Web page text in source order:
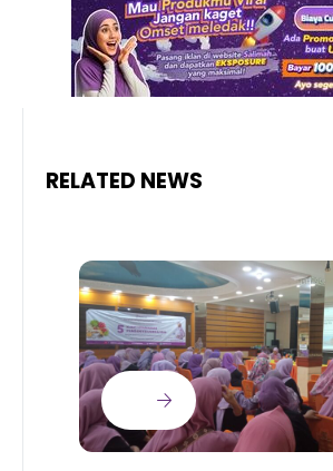
RELATED NEWS